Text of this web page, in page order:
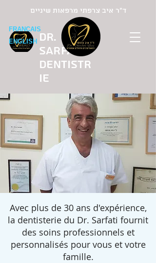
ד"ר איב צרפתי מרפאות שיניים
FRANCAIS
ENGLISH Dr.
Sarfati
Dentistr
ie
Avec plus de 30 ans d'expérience,
la dentisterie du Dr. Sarfati fournit
des soins professionnels et
personnalisés pour vous et votre
famille.